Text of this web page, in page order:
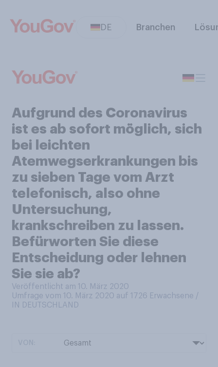
DE Branchen
Aufgrund des Coronavirus
ist es ab sofort möglich, sich
bei leichten
Atemwegserkrankungen bis
zu sieben Tage vom Arzt
telefonisch, also ohne
Untersuchung,
krankschreiben zu lassen.
Befürworten Sie diese
Entscheidung oder lehnen
Sie sie ab?
Veröffentlicht am 10. März 2020
Umfrage vom 10. März 2020 auf 1726 Erwachsene /
IN DEUTSCHLAND